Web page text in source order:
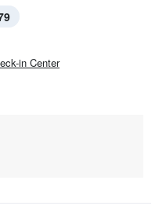
in Center